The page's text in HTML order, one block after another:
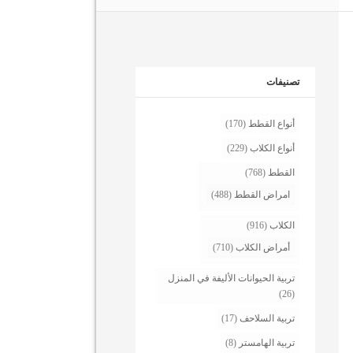
تصنيفات
أنواع القطط (170)
أنواع الكلاب (229)
القطط (768)
امراض القطط (488)
الكلاب (916)
أمراض الكلاب (710)
تربية الحيوانات الأليفة في المنزل
(26)
تربية السلاحف (17)
تربية الهامستر (8)